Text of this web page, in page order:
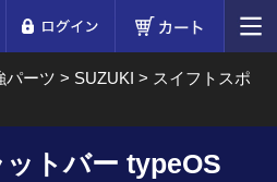
online store
パーツ > SUZUKI > スイフトスポ
トバー typeOS